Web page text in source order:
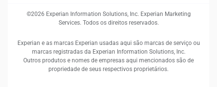
©2026 Experian Information Solutions, Inc. Experian Marketing
Services. Todos os direitos reservados.
Experian e as marcas Experian usadas aqui são marcas de serviço ou
marcas registradas da Experian Information Solutions, Inc.
Outros produtos e nomes de empresas aqui mencionados são de
propriedade de seus respectivos proprietários.